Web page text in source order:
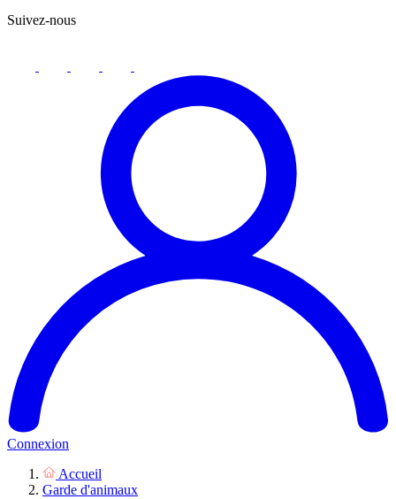
Suivez-nous
Connexion
Accueil
Garde d'animaux